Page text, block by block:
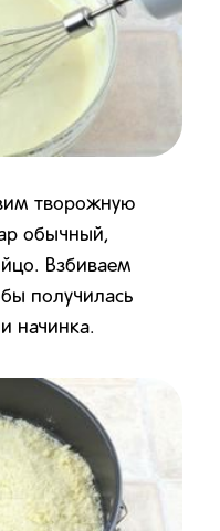
творожную
обычный,
Взбиваем
получилась
начинка.